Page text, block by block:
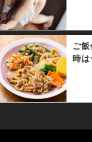
ご
時は